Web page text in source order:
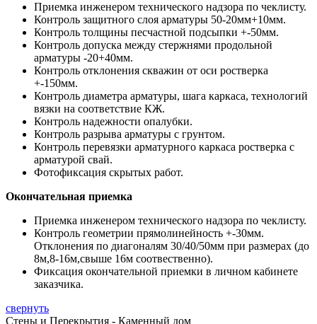
Приемка инженером технического надзора по чеклисту.
Контроль защитного слоя арматуры 50-20мм+10мм.
Контроль толщины песчастной подсыпки +-50мм.
Контроль допуска между стержнями продольной
арматуры -20+40мм.
Контроль отклонения скважин от оси ростверка
+-150мм.
Контроль диаметра арматуры, шага каркаса, технологий
вязки на соответствие КЖ.
Контроль надежности опалубки.
Контроль разрыва арматуры с грунтом.
Контроль перевязки арматурного каркаса ростверка с
арматурой свай.
Фотофиксация скрытых работ.
Окончательная приемка
Приемка инженером технического надзора по чеклисту.
Контроль геометрии прямолинейность +-30мм.
Отклонения по диагоналям 30/40/50мм при размерах (до
8м,8-16м,свыше 16м соотвественно).
Фиксация окончательной приемки в личном кабинете
заказчика.
свернуть
Стены и Перекрытия - Каменный дом